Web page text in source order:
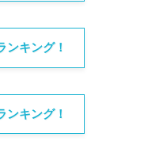
ンキング！
ンキング！